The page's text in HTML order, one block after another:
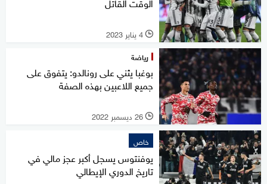
l 4 يناير 2023
رياضة
بوغبا يثني على رونالدو: يتفوق على
جميع اللاعبين بهذه الصفة
l 26 ديسمبر 2022
خاص
يوفنتوس يسجل أكبر عجز مالي في
تاريخ الدوري الإيطالي